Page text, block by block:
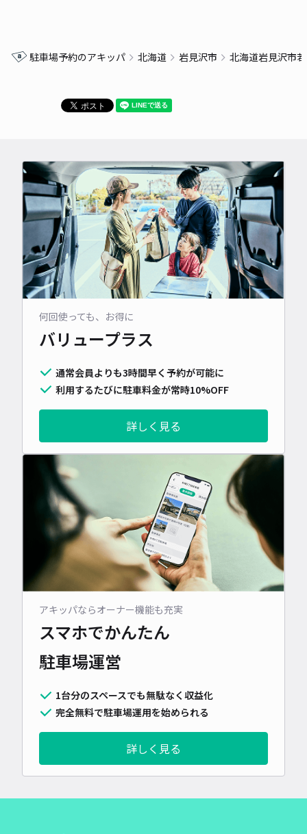
駐車場予約のアキッパ 北海道 岩見沢市 北海道岩見沢市
何回使っても、お得に
バリュープラス
通常会員よりも3時間早く予約が可能に
利用するたびに駐車料金が常時10%OFF
詳しく見る
アキッパならオーナー機能も充実
スマホでかんたん
駐車場運営
1台分のスペースでも無駄なく収益化
完全無料で駐車場運用を始められる
詳しく見る